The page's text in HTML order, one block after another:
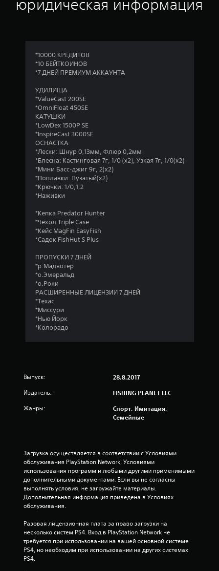
юридическая информация
*10000 КРЕДИТОВ
*10 БЕЙТКОИНОВ
*7 ДНЕЙ ПРЕМИУМ АККАУНТА
УДИЛИЩА
*ValueCast 200SE
*OmniFloat 450SE
КАТУШКИ
*LowDex 1500P SE
*InspireCast 3000SE
ОСНАСТКА
*Лески: Шнур 0,13мм, Флюр 0,2мм
*Блесна: Кастинговая 7г, 1/0 (x2), Узкая 7г, 1/0(x2)
*Мини Басс-джиг 9г, 2(x2)
*Поплавки: Пузатый(х2)
*Крючки: 1/0,1,2
*Наживки
*Кепка Predator Hunter
*Чехол Triple Case
*Кейс MagFin EasyFish
*Садок FishHut S Plus
ПРОПУСКИ 7 ДНЕЙ
*р.Мадвотер
*о.Эмеральд
*о.Роки
РАСШИРЕННЫЕ ЛИЦЕНЗИИ 7 ДНЕЙ
*Техас
*Миссури
*Нью Йорк
*Колорадо
Выпуск: 28.8.2017
Издатель: FISHING PLANET LLC
Жанры:
Спорт, Имитация,
Семейные
Загрузка осуществляется в соответствии с Условиями
обслуживания PlayStation Network, Условиями
использования программ и любыми другими применимыми
дополнительными документами. Если вы не согласны
выполнять условия, не загружайте материалы.
Дополнительная информация приведена в Условиях
обслуживания.
Разовая лицензионная плата за право загрузки на
несколько систем PS4. Вход в PlayStation Network не
требуется при использовании на вашей основной системе
PS4, но необходим при использовании на других системах
PS4.